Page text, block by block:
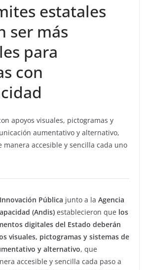
estatales
ser más
para
con
apoyos visuales, pictogramas y
aumentativo y alternativo,
manera accesible y sencilla cada uno
Pública junto a la Agencia
(Andis) establecieron que los
digitales del Estado deberán
visuales, pictogramas y sistemas de
y alternativo, que
accesible y sencilla cada paso a